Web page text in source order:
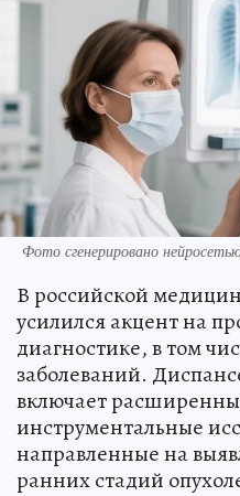
Фото сгенерировано
В российской
усилился акцент на
диагностике, в том
заболеваний.
включает
инструментальные
направленные на
ранних стадий